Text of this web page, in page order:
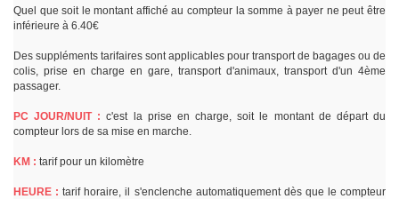
Quel que soit le montant affiché au compteur la somme à payer ne peut être
inférieure à 6.40€
Des suppléments tarifaires sont applicables pour transport de bagages ou de
colis, prise en charge en gare, transport d'animaux, transport d'un 4ème
passager.
PC JOUR/NUIT : c'est la prise en charge, soit le montant de départ du
compteur lors de sa mise en marche.
KM : tarif pour un kilomètre
HEURE : tarif horaire, il s'enclenche automatiquement dès que le compteur